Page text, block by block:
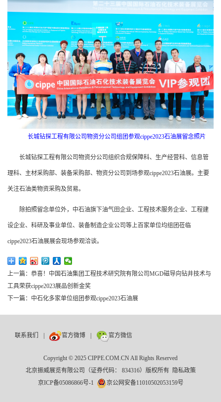
长城钻探工程有限公司物资分公司组团参观cippe2023石油展留念照片
长城钻探工程有限公司物资分公司组织合规保障科、生产经营科、信息管
理科、主材采购部、装备采购部、物资分公司到场参观cippe2023石油展。主要
关注石油类物资采购及贸易。
除拍照留念单位外，中石油旗下油气田企业、工程技术服务企业、工程建
设企业、科研及事业单位、装备制造企业公司等上百家单位均组团莅临
cippe2023石油展展会现场参观洽谈。
上一篇： 恭喜！中国石油集团工程技术研究院有限公司MGD磁导向钻井技术与
工具荣获cippe2023展品创新金奖
下一篇： 中石化多家单位组团参观cippe2023石油展
联系我们 官方微博 官方微信
Copyright © 2025 CIPPE.COM.CN All Rights Reserved
北京振威展览有限公司（证券代码： 834316）版权所有 隐私政策
京ICP备05086866号-1
京公网安备11010502053159号